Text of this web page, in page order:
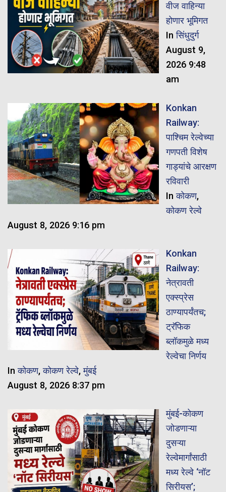
वीज वाहिन्या
होणार भूमिगत
Inसिंधुदुर्ग
August 9,
2026 9:48
am
Konkan
Railway:
पाश्चिम रेल्वेच्या
गणपती विशेष
गाड्यांचे आरक्षण
रविवारी
Inकोकण,
कोकण रेल्वे
August 8, 2026 9:16 pm
Konkan
Railway:
नेत्रावती
एक्स्प्रेस
ठाण्यापर्यंतच;
ट्रॅफिक
ब्लॉकमुळे मध्य
रेल्वेचा निर्णय
Inकोकण,कोकण रेल्वे,मुंबई
August 8, 2026 8:37 pm
मुंबई-कोकण
जोडणाऱ्या
दुसऱ्या
रेल्वेमार्गांसाठी
मध्य रेल्वे ‘नॉट
सिरीयस’;